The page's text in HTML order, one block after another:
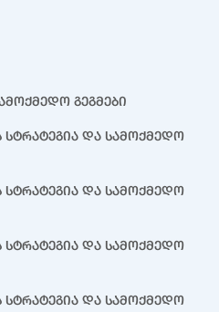
გეგმები
სტრატეგია და სამოქმედო
სტრატეგია და სამოქმედო
სტრატეგია და სამოქმედო
სტრატეგია და სამოქმედო